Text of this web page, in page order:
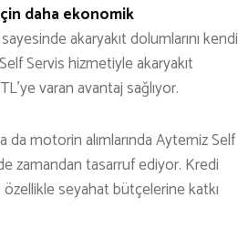
daha ekonomik
akaryakıt dolumlarını kendi
Servis hizmetiyle akaryakıt
varan avantaj sağlıyor.
da motorin alımlarında Aytemiz Self
zamandan tasarruf ediyor. Kredi
seyahat bütçelerine katkı